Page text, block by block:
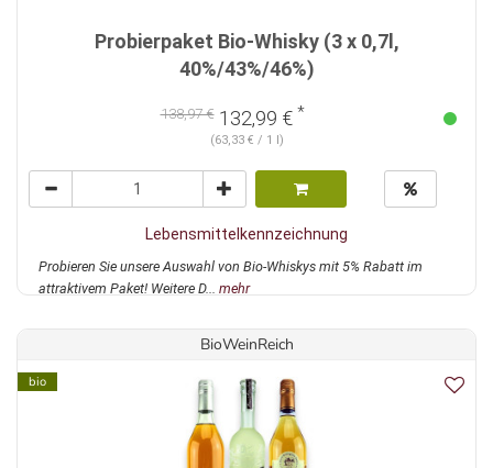
Probierpaket Bio-Whisky (3 x 0,7l,
40%/43%/46%)
138,97 €132,99 € *
(63,33 € / 1 l)
Lebensmittelkennzeichnung
Probieren Sie unsere Auswahl von Bio-Whiskys mit 5% Rabatt im
attraktivem Paket! Weitere D... mehr
BioWeinReich
bio